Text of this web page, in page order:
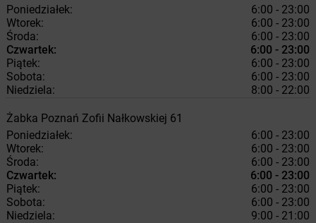
Poniedziałek:
6:00 - 23:00
Wtorek:
6:00 - 23:00
Środa:
6:00 - 23:00
Czwartek:
6:00 - 23:00
Piątek:
6:00 - 23:00
Sobota:
6:00 - 23:00
Niedziela:
8:00 - 22:00
Żabka Poznań Zofii Nałkowskiej 61
Poniedziałek:
6:00 - 23:00
Wtorek:
6:00 - 23:00
Środa:
6:00 - 23:00
Czwartek:
6:00 - 23:00
Piątek:
6:00 - 23:00
Sobota:
6:00 - 23:00
Niedziela:
9:00 - 21:00